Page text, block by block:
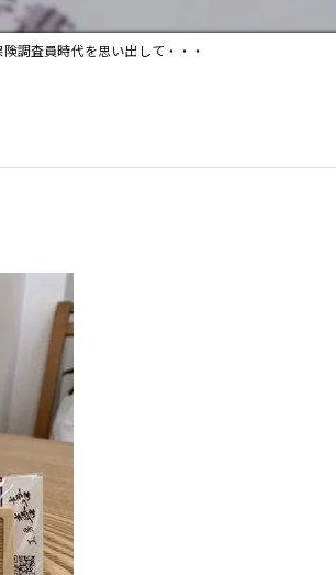
調査員時代を思い出して・・・